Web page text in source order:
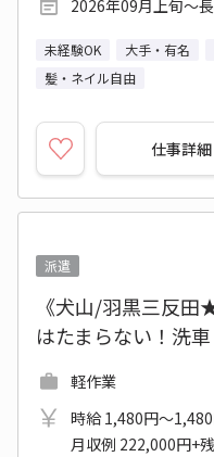
2026年09月上旬～
未経験OK 大手・有名
髪・ネイル自由
仕事詳細
派遣
《犬山/羽黒三反
はたまらない！洗車
軽作業
時給 1,480円～
月収例 222,000円+